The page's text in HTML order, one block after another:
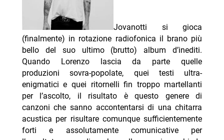
Jovanotti si gioca
(finalmente) in rotazione radiofonica il brano più
bello del suo ultimo (brutto) album d’inediti.
Quando Lorenzo lascia da parte quelle
produzioni sovra-popolate, quei testi ultra-
enigmatici e quei ritornelli fin troppo martellanti
per l’ascolto, il risultato è questo genere di
canzoni che sanno accontentarsi di una chitarra
acustica per risultare comunque sufficientemente
forti e assolutamente comunicative per